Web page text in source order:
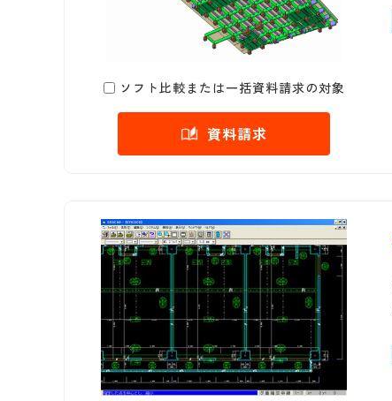
ソフト比較または一括資料請求の対象
資料請求